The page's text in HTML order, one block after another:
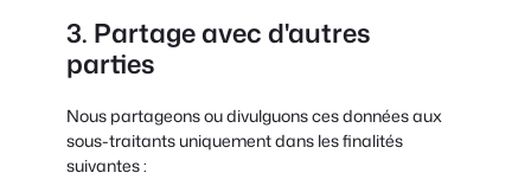
3. Partage avec d'autres
parties
Nous partageons ou divulguons ces données aux
sous-traitants uniquement dans les finalités
suivantes :